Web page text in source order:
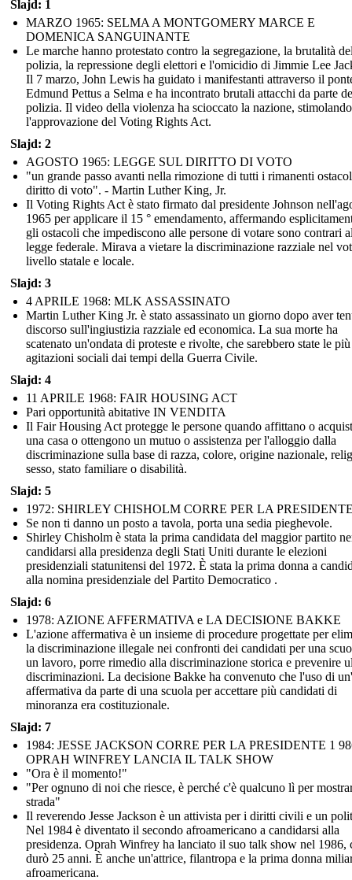
Slajd: 1
MARZO 1965: SELMA A MONTGOMERY MARCE E
DOMENICA SANGUINANTE
Le marche hanno protestato contro la segregazione, la brutalità
polizia, la repressione degli elettori e l'omicidio di Jimmie Lee
Il 7 marzo, John Lewis ha guidato i manifestanti attraverso il
Edmund Pettus a Selma e ha incontrato brutali attacchi da parte
polizia. Il video della violenza ha scioccato la nazione, stimolando
l'approvazione del Voting Rights Act.
Slajd: 2
AGOSTO 1965: LEGGE SUL DIRITTO DI VOTO
"un grande passo avanti nella rimozione di tutti i rimanenti
diritto di voto". - Martin Luther King, Jr.
Il Voting Rights Act è stato firmato dal presidente Johnson
1965 per applicare il 15 ° emendamento, affermando
gli ostacoli che impediscono alle persone di votare sono contrari
legge federale. Mirava a vietare la discriminazione razziale nel
livello statale e locale.
Slajd: 3
4 APRILE 1968: MLK ASSASSINATO
Martin Luther King Jr. è stato assassinato un giorno dopo aver
discorso sull'ingiustizia razziale ed economica. La sua morte ha
scatenato un'ondata di proteste e rivolte, che sarebbero state le
agitazioni sociali dai tempi della Guerra Civile.
Slajd: 4
11 APRILE 1968: FAIR HOUSING ACT
Pari opportunità abitative IN VENDITA
Il Fair Housing Act protegge le persone quando affittano o
una casa o ottengono un mutuo o assistenza per l'alloggio dalla
discriminazione sulla base di razza, colore, origine nazionale,
sesso, stato familiare o disabilità.
Slajd: 5
1972: SHIRLEY CHISHOLM CORRE PER LA
Se non ti danno un posto a tavola, porta una sedia pieghevole.
Shirley Chisholm è stata la prima candidata del maggior partito
candidarsi alla presidenza degli Stati Uniti durante le elezioni
presidenziali statunitensi del 1972. È stata la prima donna a
alla nomina presidenziale del Partito Democratico .
Slajd: 6
1978: AZIONE AFFERMATIVA e LA DECISIONE BAKKE
L'azione affermativa è un insieme di procedure progettate per
la discriminazione illegale nei confronti dei candidati per una
un lavoro, porre rimedio alla discriminazione storica e prevenire
discriminazioni. La decisione Bakke ha convenuto che l'uso di
affermativa da parte di una scuola per accettare più candidati di
minoranza era costituzionale.
Slajd: 7
1984: JESSE JACKSON CORRE PER LA PRESIDENTE 1
OPRAH WINFREY LANCIA IL TALK SHOW
"Ora è il momento!"
"Per ognuno di noi che riesce, è perché c'è qualcuno lì per
strada"
Il reverendo Jesse Jackson è un attivista per i diritti civili e un
Nel 1984 è diventato il secondo afroamericano a candidarsi alla
presidenza. Oprah Winfrey ha lanciato il suo talk show nel 1986,
durò 25 anni. È anche un'attrice, filantropa e la prima donna
afroamericana.